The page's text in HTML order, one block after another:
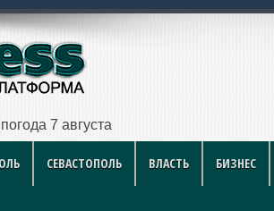
ф
СЕВАСТОПОЛЬ ВЛАСТЬ БИЗНЕС